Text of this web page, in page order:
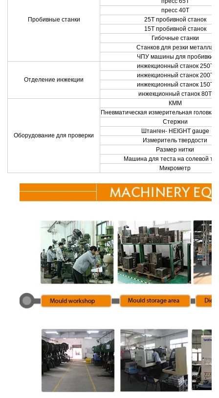
Пробивные станки
пресс 40T
25T пробивной станок
15T пробивной станок
Гибочные станки
Станков для резки металла
ЧПУ машины для пробивки
Отделение инжекции
инжекционный станок 250T
инжекционный станок 200T
инжекционный станок 150T
инжекционный станок 80T
Оборудование для проверки
КММ
Пневматическая измерительная головка
Стержни
Штанген- HEIGHT gauge
Измеритель твердости
Размер нитки
Машина для теста на солевой
Микрометр